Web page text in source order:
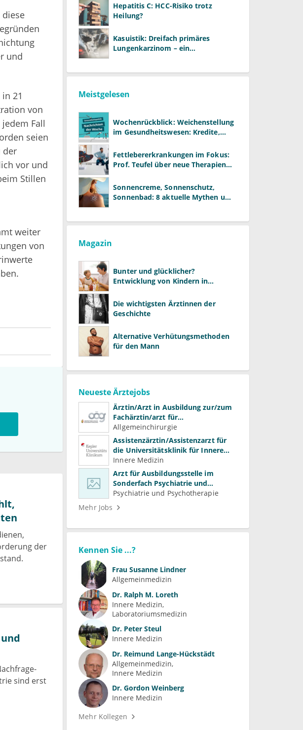
und
21
von
Fall
seien
der
vor und
Stillen
weiter
von
der
sind erst
Hepatitis C: HCC-Risiko trotz
Heilung?
Kasuistik: Dreifach primäres
Lungenkarzinom – ein
Meistgelesen
Wochenrückblick: Weichenstellung
im Gesundheitswesen: Kredite,
Fettlebererkrankungen im Fokus:
Prof. Teufel über neue Therapien
Sonnencreme, Sonnenschutz,
Sonnenbad: 8 aktuelle Mythen und
Magazin
Bunter und glücklicher?
Entwicklung von Kindern in
Die wichtigsten Ärztinnen der
Geschichte
Alternative Verhütungsmethoden
für den Mann
Neueste Ärztejobs
Ärztin/Arzt in Ausbildung zur/zum
Fachärztin/arzt für
Allgemeinchirurgie und
Gefäßchirurgie
Allgemeinchirurgie
Assistenzärztin/Assistenzarzt für
die Universitätsklinik für Innere
Medizin
Innere Medizin
Arzt für Ausbildungsstelle im
Sonderfach Psychiatrie und
Psychotherapeutische Medizin
(m/w/d)
Psychiatrie und Psychotherapie
Mehr Jobs
Kennen Sie ...?
Frau Susanne Lindner
Allgemeinmedizin
Dr. Ralph M. Loreth
Innere Medizin
Laboratoriumsmedizin
Dr. Peter Steul
Innere Medizin
Dr. Reimund Lange-Hückstädt
Allgemeinmedizin
Innere Medizin
Dr. Gordon Weinberg
Innere Medizin
Mehr Kollegen